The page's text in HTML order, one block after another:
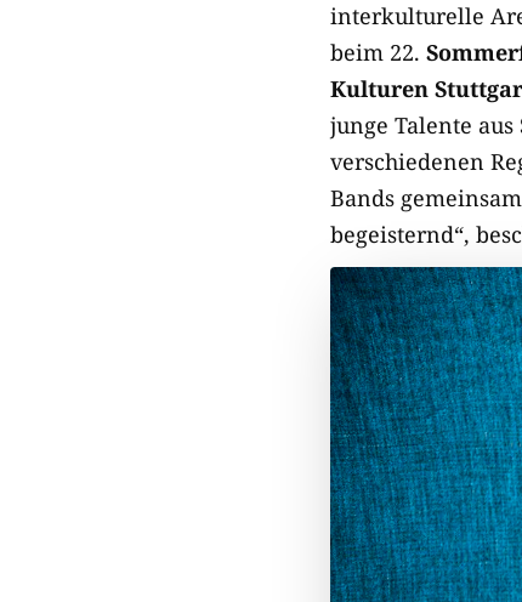
interkulturelle
beim 22.
Kulturen
junge Talente
verschiedenen
Bands
begeisternd“,